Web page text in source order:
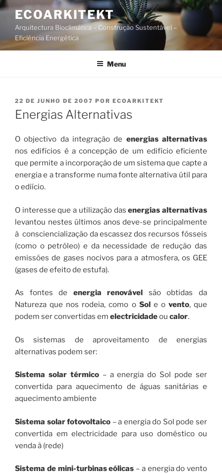
Saltar
conteúdo
ECOARKITEKT
Arquitectura Bioclimática – Construção Sustentável –
Eficiência Energética
Menu
PUBLICADO
EM
22 DE JUNHO DE 2007 POR ECOARKITEKT
Energias Alternativas
O objectivo da integração de energias alternativas
nos edifí­cios é a concepção de um edifício eficiente
que permite a incorporação de um sistema que capte a
energia e a transforme numa fonte alternativa útil para
o edií­cio.
O interesse que a utilização dasenergias alternativas
levantou nestes últimos anos deve-se principalmente
à consciencialização da escassez dos recursos fósseis
(como o petróleo) e da necessidade de redução das
emissões de gases nocivos para a atmosfera, os GEE
(gases de efeito de estufa).
As fontes de energia renovável são obtidas da
Natureza que nos rodeia, como o Sole o vento, que
podem ser convertidas em electricidadeou calor.
Os sistemas de aproveitamento de energias
alternativas podem ser:
Sistema solar térmico– a energia do Sol pode ser
convertida para aquecimento de águas sanitárias e
aquecimento ambiente
Sistema solar fotovoltaico – a energia do Sol pode ser
convertida em electricidade para uso doméstico ou
venda à (rede)
Sistema de mini-turbinas eólicas – a energia do vento